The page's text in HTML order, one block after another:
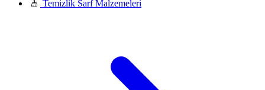
Temizlik Sarf Malzemeleri